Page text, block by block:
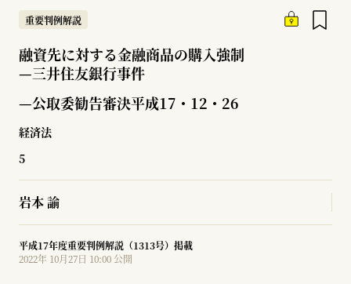
重要判例解説
融資先に対する金融商品の購入強制
—三井住友銀行事件
—公取委勧告審決平成17・12・26
経済法
5
岩本 諭
平成17年度重要判例解説（1313号）掲載
2022年 10月27日 10:00 公開